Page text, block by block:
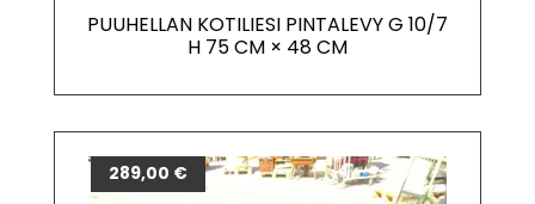
PUUHELLAN KOTILIESI PINTALEVY G 10/7
H 75 CM × 48 CM
289,00 €